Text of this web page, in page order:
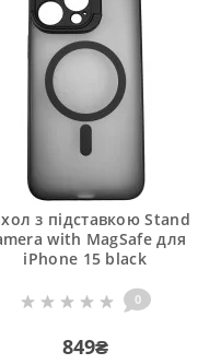
з підставкою Stand
with MagSafe для
iPhone 15 black
0
849₴